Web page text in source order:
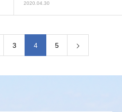
2020.04.30
3 4 5